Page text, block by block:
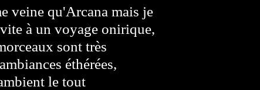
veine qu'Arcana mais je
à un voyage onirique,
sont très
éthérées,
le tout